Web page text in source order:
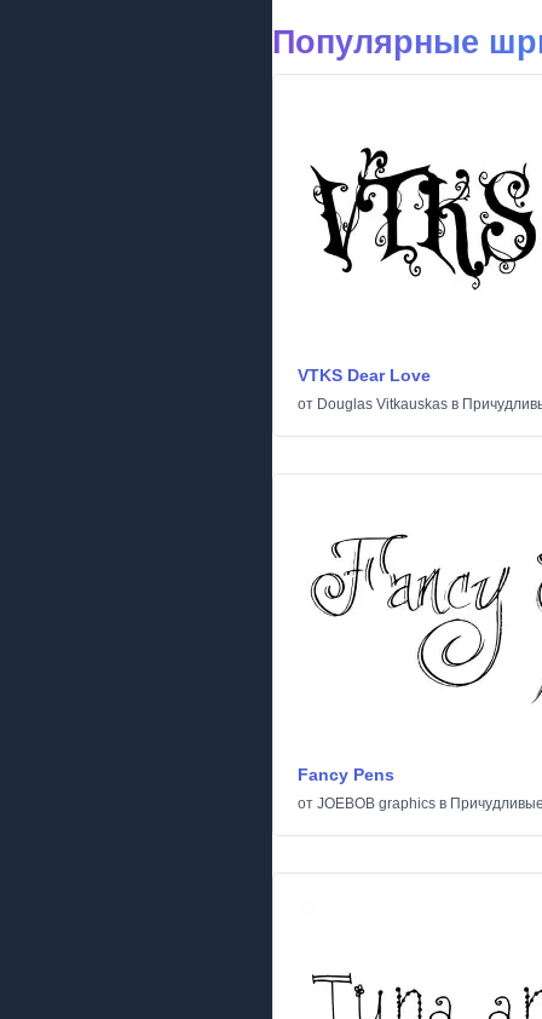
Популярные
VTKS Dear Love
от Douglas Vitkauskas в
Fancy Pens
от JOEBOB graphics в Причудливые